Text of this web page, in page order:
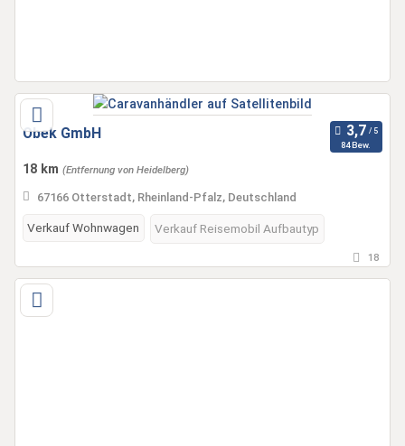
Obek GmbH
84 Bew.
18 km (Entfernung von Heidelberg)
67166 Otterstadt, Rheinland-Pfalz, Deutschland
Verkauf Wohnwagen Verkauf Reisemobil Aufbautyp
18